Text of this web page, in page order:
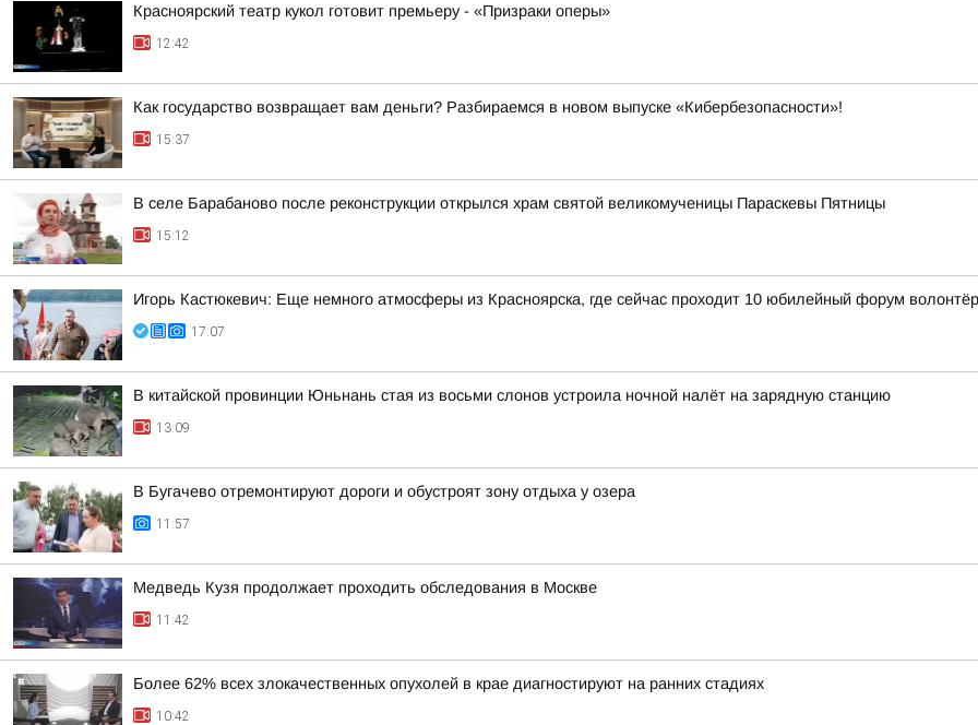
Красноярский театр кукол готовит премьеру - «Призраки оперы»
12:42
Как государство возвращает вам деньги? Разбираемся в новом выпуске «Кибербезопасности»!
15:37
В селе Барабаново после реконструкции открылся храм святой великомученицы Параскевы Пятницы
15:12
Игорь Кастюкевич: Еще немного атмосферы из Красноярска, где сейчас проходит 10 юбилейный форум
17:07
В китайской провинции Юньнань стая из восьми слонов устроила ночной налёт на зарядную станцию
13:09
В Бугачево отремонтируют дороги и обустроят зону отдыха у озера
11:57
Медведь Кузя продолжает проходить обследования в Москве
11:42
Более 62% всех злокачественных опухолей в крае диагностируют на ранних стадиях
10:42